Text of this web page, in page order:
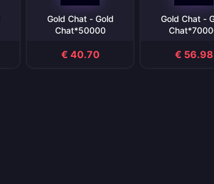
Gold Chat - Gold
Chat*50000
€ 40.70
Gold Chat -
€ 56.98